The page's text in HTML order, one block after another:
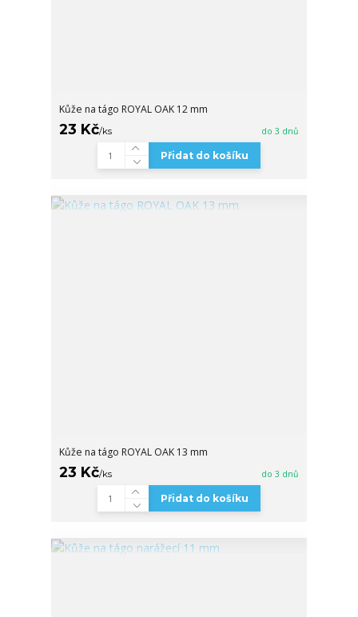
Kůže na tágo ROYAL OAK 12 mm
23 Kč/ks do 3 dnů
Přidat do košíku
Kůže na tágo ROYAL OAK 13 mm
23 Kč/ks do 3 dnů
Přidat do košíku